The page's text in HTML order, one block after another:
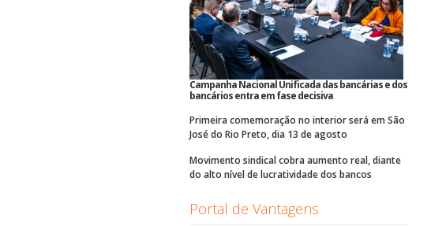
Campanha Nacional Unificada das bancárias e dos
bancários entra em fase decisiva
Primeira comemoração no interior será em São
José do Rio Preto, dia 13 de agosto
Movimento sindical cobra aumento real, diante
do alto nível de lucratividade dos bancos
Portal de Vantagens